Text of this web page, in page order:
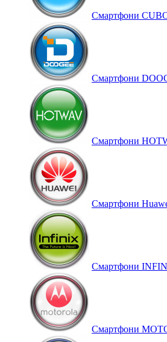
Смартфони
Смартфони
Смартфони
Смартфони
Смартфони
Смартфони